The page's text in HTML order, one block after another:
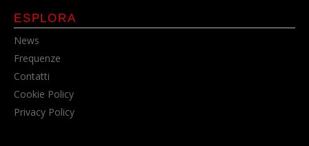
ESPLORA
News
Frequenze
Contatti
Cookie Policy
Privacy Policy